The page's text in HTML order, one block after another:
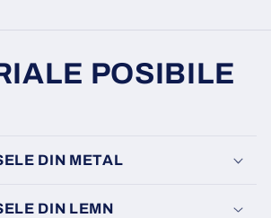
POSIBILE
DIN METAL
DIN LEMN